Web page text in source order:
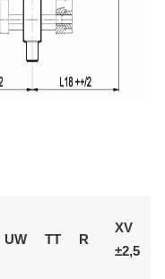
UW TT R
XV
±2,5